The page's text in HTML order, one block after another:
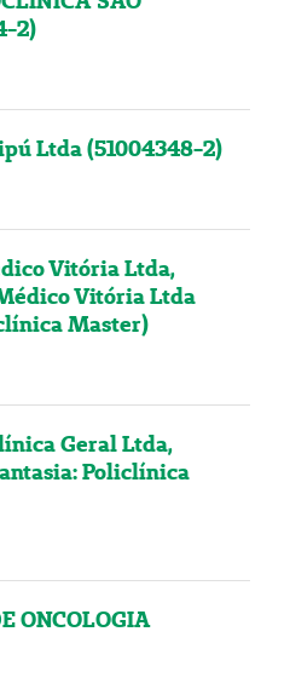
2)
Ltda (51004348-2)
Vitória Ltda,
Vitória Ltda
Master)
Geral Ltda,
Policlínica
ONCOLOGIA